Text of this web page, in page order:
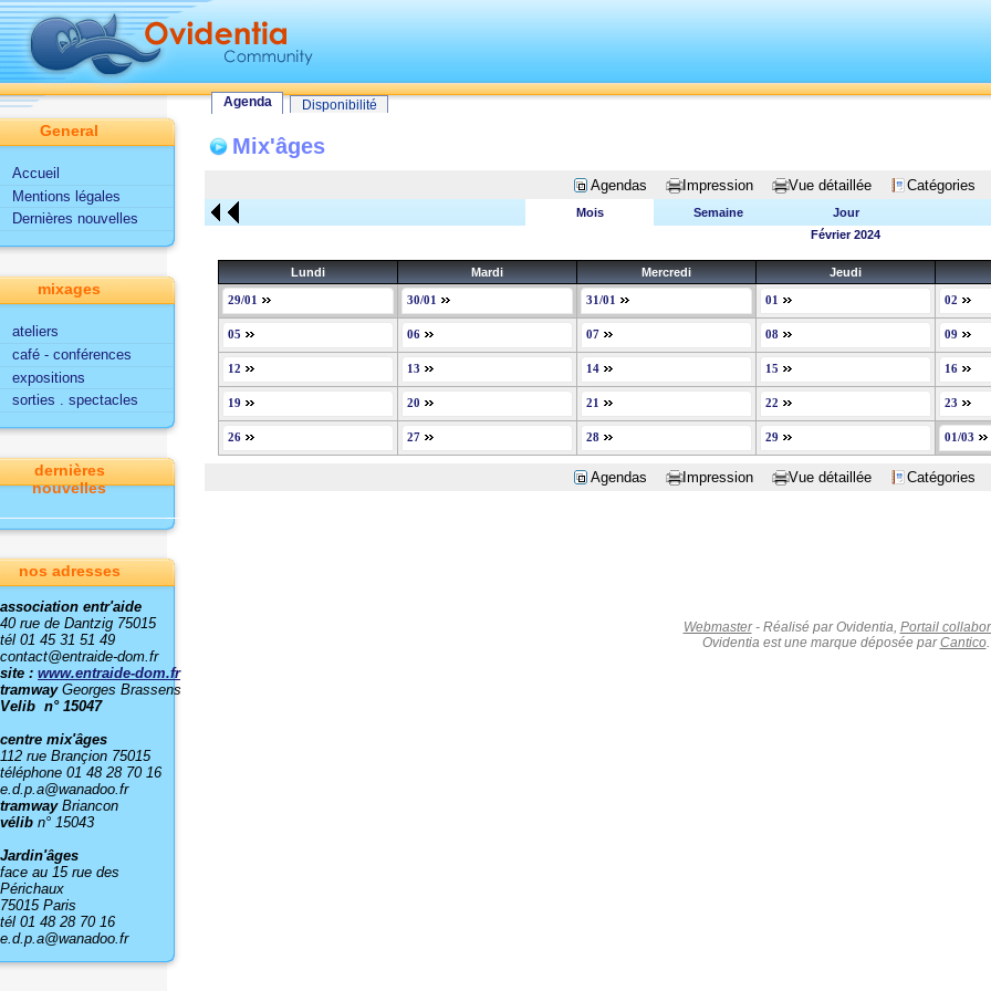
Tout le site
Utilisateur
Fonctionnalités d'Ovidentia
Agenda
Agenda Disponibilité
Mix'âges
Agendas Impression Vue détaillée Catégories
Mois Semaine
Jour
Février 2024
Lundi Mardi Mercredi Jeudi
29/01 30/01 31/01 01 02
05 06 07 08 09
12 13 14 15 16
19 20 21 22 23
26 27 28 29 01/03
Agendas Impression Vue détaillée Catégories
Webmaster- Réalisé par Ovidentia, Portail
Ovidentia est une marque déposée parCantico.
General
Accueil
Mentions légales
Dernières nouvelles
mixages
ateliers
café - conférences
expositions
sorties . spectacles
dernières
nouvelles
nos adresses
association entr'aide
40 rue de Dantzig 75015
tél 01 45 31 51 49
contact@entraide-dom.fr
site : www.entraide-dom.fr
tramway Georges Brassens
Velib n° 15047
centre mix'âges
112 rue Brançion 75015
téléphone 01 48 28 70 16
e.d.p.a@wanadoo.fr
tramwayBriancon
vélib n° 15043
Jardin'âges
face au 15 rue des
Périchaux
75015 Paris
tél 01 48 28 70 16
e.d.p.a@wanadoo.fr